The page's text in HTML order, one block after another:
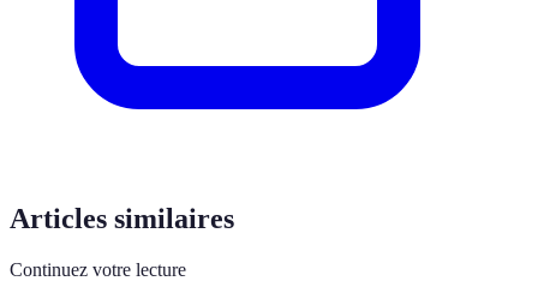
Articles similaires
Continuez votre lecture